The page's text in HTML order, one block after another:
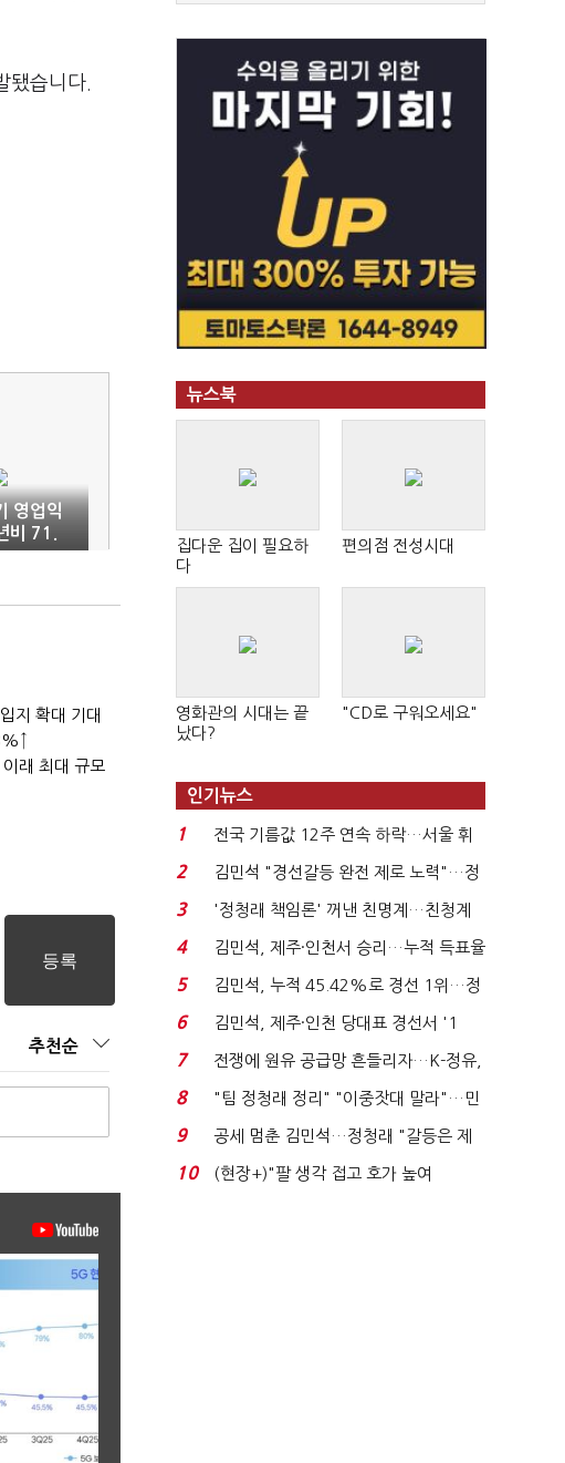
됐습니다.
영업익
71.
지 확대 기대
래 최대 규모
추천순
뉴스북
집다운 집이 필요하
다
편의점 전성시대
영화관의 시대는 끝
났다?
"CD로 구워오세요"
인기뉴스
1
전국 기름값 12주 연속 하락…서울 휘
발윳값 1909원...
2
김민석 "경선갈등 완전 제로 노력"…정
청래 "반명 공세 사...
3
'정청래 책임론' 꺼낸 친명계…친청계
는 추가투표 때리기...
4
김민석, 제주·인천서 승리…누적 득표율
'1위 탈환'(종합)...
5
김민석, 누적 45.42%로 경선 1위…정
청래와 격차 0.86%p(...
6
김민석, 제주·인천 당대표 경선서 '1
위'(1보)...
7
전쟁에 원유 공급망 흔들리자…K-정유,
에너지안보 핵심...
8
"팀 정청래 정리" "이중잣대 말라"…민
주 최고위원 계파 다...
9
공세 멈춘 김민석…정청래 "갈등은 제
가 수습"
10
(현장+)"팔 생각 접고 호가 높여